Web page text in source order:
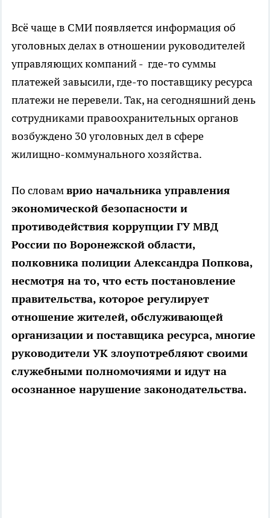
Всё чаще в СМИ появляется информация об
уголовных делах в отношении руководителей
управляющих компаний - где-то суммы
платежей завысили, где-то поставщику ресурса
платежи не перевели. Так, на сегодняшний день
сотрудниками правоохранительных органов
возбуждено 30 уголовных дел в сфере
жилищно-коммунального хозяйства.
По словамврио начальника управления
экономической безопасности и
противодействия коррупции ГУ МВД
России по Воронежской области,
полковника полиции Александра Попкова,
несмотря на то, что есть постановление
правительства, которое регулирует
отношение жителей, обслуживающей
организации и поставщика ресурса, многие
руководители УК злоупотребляют своими
служебными полномочиями и идут на
осознанное нарушение законодательства.